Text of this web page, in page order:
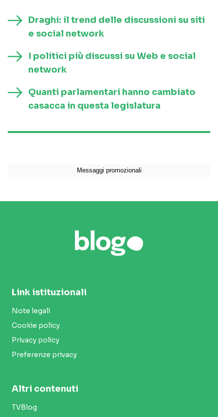
Draghi: il trend delle discussioni su siti
e social network
I politici più discussi su Web e social
network
Quanti parlamentari hanno cambiato
casacca in questa legislatura
Link istituzionali
Note legali
Cookie policy
Privacy policy
Preferenze privacy
Altri contenuti
TVBlog